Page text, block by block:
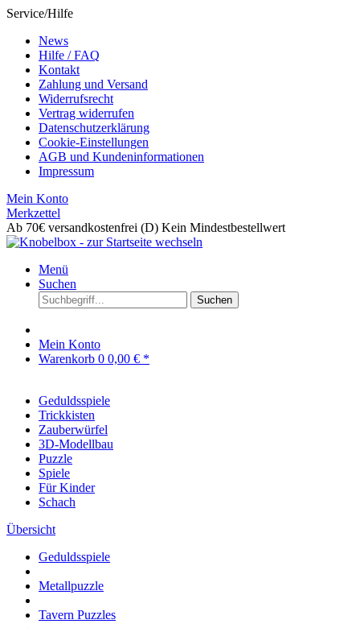
Service/Hilfe
News
Hilfe / FAQ
Kontakt
Zahlung und Versand
Widerrufsrecht
Vertrag widerrufen
Datenschutzerklärung
Cookie-Einstellungen
AGB und Kundeninformationen
Impressum
Mein Konto
Merkzettel
Ab 70€ versandkostenfrei (D) Kein Mindestbestellwert
Menü
Suchen
Suchen
Mein Konto
Warenkorb 0 0,00 € *
Geduldsspiele
Trickkisten
Zauberwürfel
3D-Modellbau
Puzzle
Spiele
Für Kinder
Schach
Übersicht
Geduldsspiele
Metallpuzzle
Tavern Puzzles